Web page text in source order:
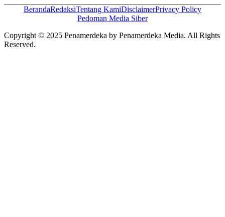
BerandaRedaksiTentang KamiDisclaimerPrivacy Policy
Pedoman Media Siber
Copyright © 2025 Penamerdeka by Penamerdeka Media. All Rights
Reserved.